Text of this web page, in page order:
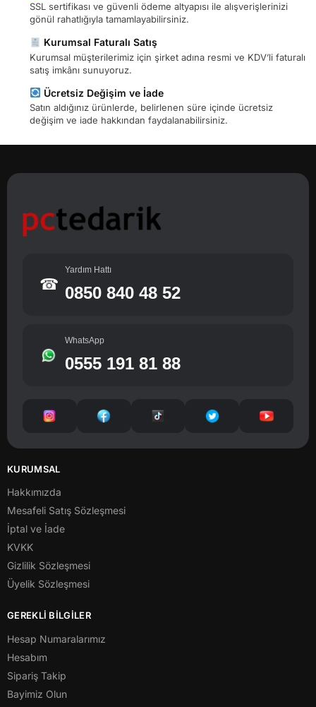
SSL sertifikası ve güvenli ödeme altyapısı ile alışverişlerinizi
gönül rahatlığıyla tamamlayabilirsiniz.
Kurumsal Faturalı Satış
Kurumsal müşterilerimiz için şirket adına resmi ve KDV’li faturalı
satış imkânı sunuyoruz.
Ücretsiz Değişim ve İade
Satın aldığınız ürünlerde, belirlenen süre içinde ücretsiz
değişim ve iade hakkından faydalanabilirsiniz.
☎
Yardım Hattı
0850 840 48 52
WhatsApp
0555 191 81 88
KURUMSAL
Hakkımızda
Mesafeli Satış Sözleşmesi
İptal ve İade
KVKK
Gizlilik Sözleşmesi
Üyelik Sözleşmesi
GEREKLİ BİLGİLER
Hesap Numaralarımız
Hesabım
Sipariş Takip
Bayimiz Olun